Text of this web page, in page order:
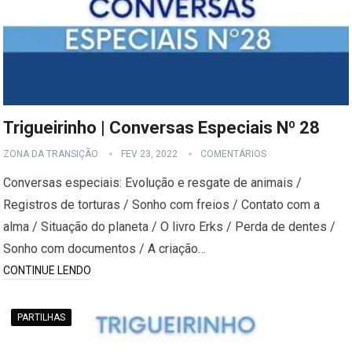
Trigueirinho | Conversas Especiais Nº 28
ZONA DA TRANSIÇÃO FEV 23, 2022 COMENTÁRIOS
Conversas especiais: Evolução e resgate de animais /
Registros de torturas / Sonho com freios / Contato com a
alma / Situação do planeta / O livro Erks / Perda de dentes /
Sonho com documentos / A criação…
CONTINUE LENDO
PARTILHAS